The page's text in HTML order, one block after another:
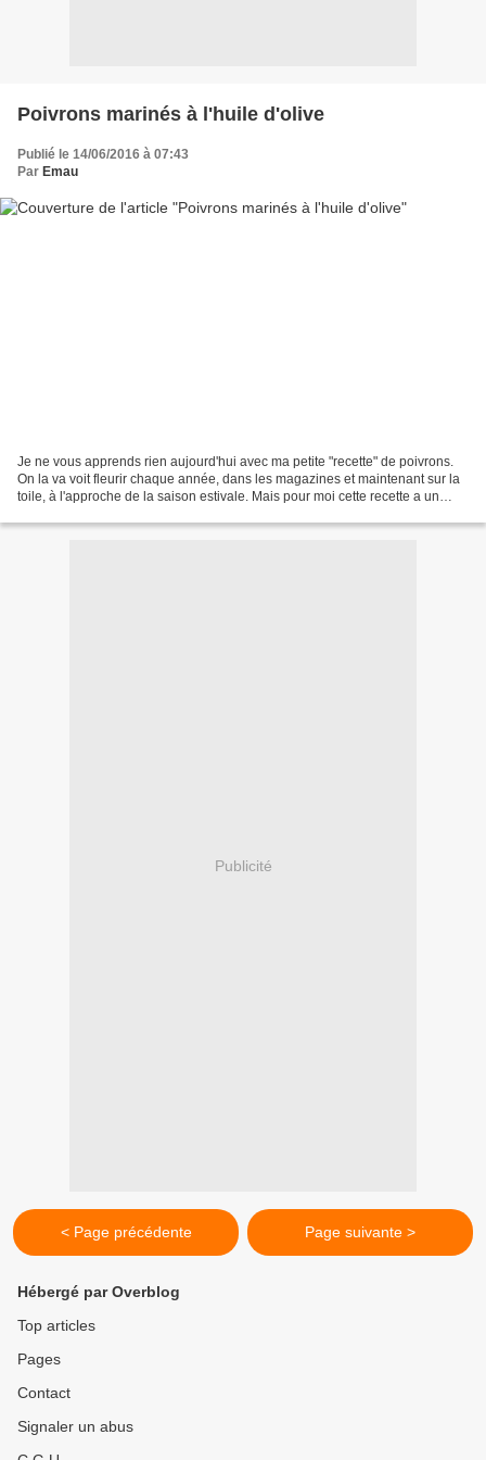
Poivrons marinés à l'huile d'olive
Publié le 14/06/2016 à 07:43
Par Emau
Je ne vous apprends rien aujourd'hui avec ma petite "recette" de poivrons.
On la va voit fleurir chaque année, dans les magazines et maintenant sur la
toile, à l'approche de la saison estivale. Mais pour moi cette recette a un
Publicité
< Page précédente Page suivante >
Hébergé par Overblog
Top articles
Pages
Contact
Signaler un abus